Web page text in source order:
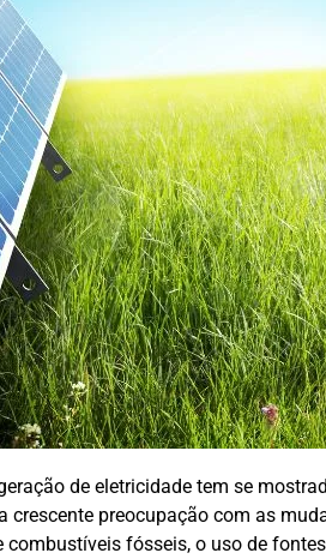
de eletricidade tem se
preocupação com as
fósseis, o uso de